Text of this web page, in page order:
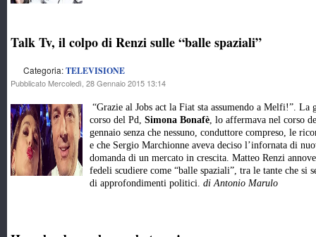
Talk Tv, il colpo di Renzi sulle “balle spaziali”
Categoria:TELEVISIONE
Pubblicato Mercoledì, 28 Gennaio 2015 13:14
“Grazie al Jobs act la Fiat sta assumendo a Melfi!”. La
corso del Pd, Simona Bonafè, lo affermava nel corso
gennaio senza che nessuno, conduttore compreso, le
e che Sergio Marchionne aveva deciso l’infornata di
domanda di un mercato in crescita. Matteo Renzi
fedeli scudiere come “balle spaziali”, tra le tante che si
di approfondimenti politici. di Antonio Marulo